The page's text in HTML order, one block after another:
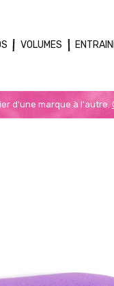
VOLUMES
d'une marque à l'autre.